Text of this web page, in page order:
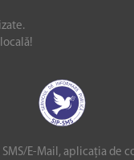
E-Mail, aplicația de